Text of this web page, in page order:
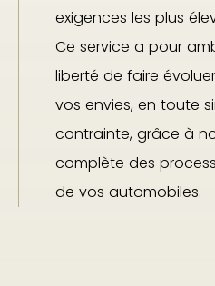
exigences les plus
Ce service a pour
liberté de faire
vos envies, en toute
contrainte, grâce à
complète des
de vos automobiles.